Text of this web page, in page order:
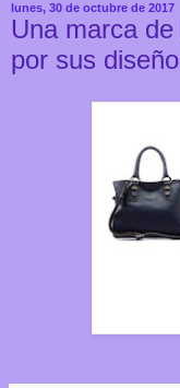
lunes, 30 de octubre de 2017
Una marca
por sus